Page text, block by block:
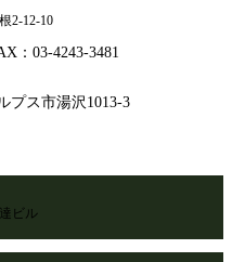
2-12-10
：03-4243-3481
プス市湯沢1013-3
ビル